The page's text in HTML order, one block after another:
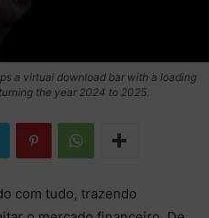
a virtual download bar with a loading
the year 2024 to 2025.
com tudo, trazendo